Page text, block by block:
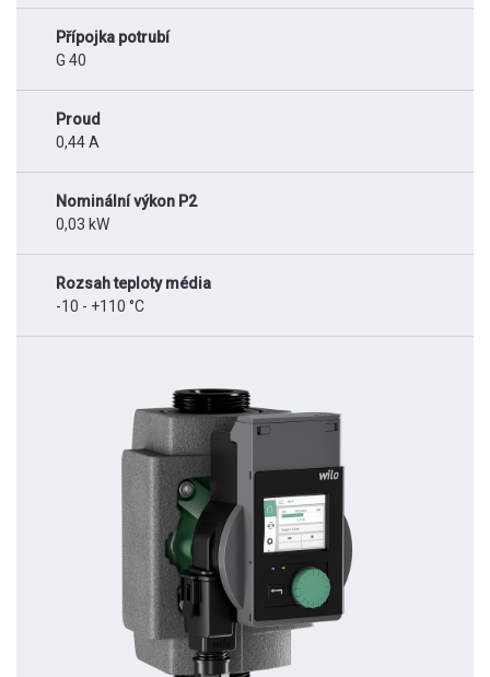
Přípojka potrubí
G 40
Proud
0,44 A
Nominální výkon P2
0,03 kW
Rozsah teploty média
-10 - +110 °C